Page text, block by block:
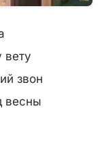
вету
звон
весны